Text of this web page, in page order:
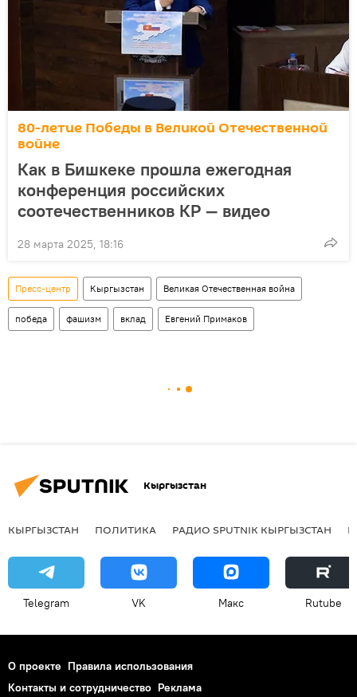
80-летие Победы в Великой Отечественной
войне
Как в Бишкеке прошла ежегодная
конференция российских
соотечественников КР — видео
28 марта 2025, 18:16
Пресс-центр Кыргызстан Великая Отечественная война
победа фашизм вклад Евгений Примаков
Кыргызстан
КЫРГЫЗСТАН ПОЛИТИКА РАДИО SPUTNIK КЫРГЫЗСТАН
Telegram VK Макс Rutube
О проекте Правила использования
Контакты и сотрудничество Реклама